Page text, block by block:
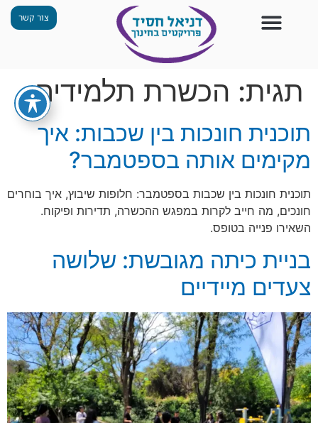
צור קשר
תגית: הכשרת תלמידים
תוכנית חונכות בין שכבות: איך
מקימים אותה בספטמבר?
תוכנית חונכות בין שכבות בספטמבר: חלופות שיבוץ, איך בוחרים
חונכים, מה חייב לקרות במפגש ההכשרה, תדירות ופיקוח.
השאירו פנייה בטופס.
בניית כיתה מגובשת: שלושה
צעדים מיידיים